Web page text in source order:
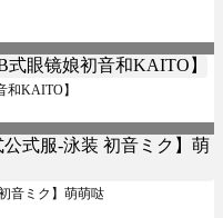
和KAITO】
音ミク】萌萌哒